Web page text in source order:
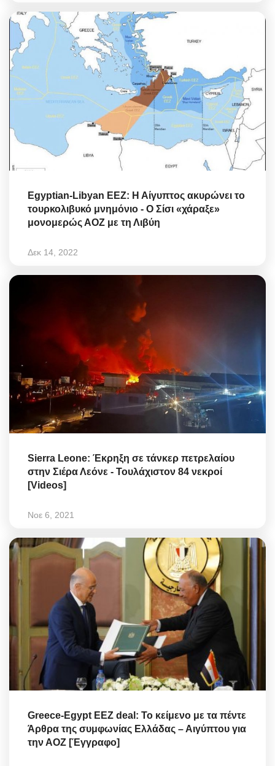
Egyptian-Libyan EEZ: Η Αίγυπτος ακυρώνει το
τουρκολιβυκό μνημόνιο - Ο Σίσι «χάραξε»
μονομερώς ΑΟΖ με τη Λιβύη
Δεκ 14, 2022
Sierra Leone: Έκρηξη σε τάνκερ πετρελαίου
στην Σιέρα Λεόνε - Τουλάχιστον 84 νεκροί
[Videos]
Νοε 6, 2021
Greece-Egypt EEZ deal: Το κείμενο με τα πέντε
Άρθρα της συμφωνίας Ελλάδας – Αιγύπτου για
την ΑΟΖ [Έγγραφο]